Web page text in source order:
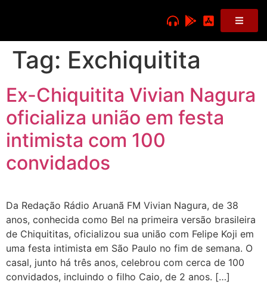
Tag: Exchiquitita
Ex-Chiquitita Vivian Nagura
oficializa união em festa
intimista com 100
convidados
Da Redação Rádio Aruanã FM Vivian Nagura, de 38
anos, conhecida como Bel na primeira versão brasileira
de Chiquititas, oficializou sua união com Felipe Koji em
uma festa intimista em São Paulo no fim de semana. O
casal, junto há três anos, celebrou com cerca de 100
convidados, incluindo o filho Caio, de 2 anos. […]